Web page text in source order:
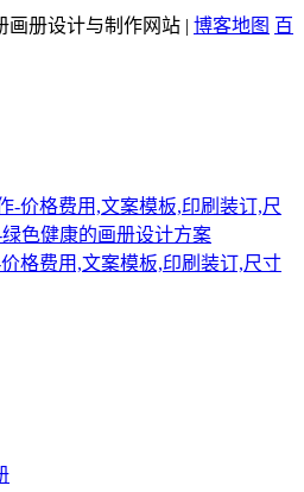
画册设计与制作网站 | 博客地图 百
格费用,文案模板,印刷装订,尺寸